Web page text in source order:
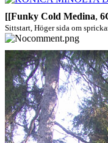
[[Funky Cold Medina,
Sittstart, Höger sida om